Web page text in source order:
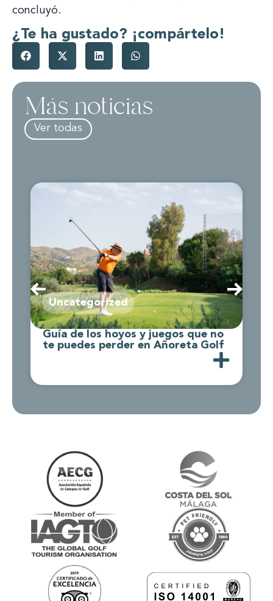
concluyó.
¿Te ha gustado? ¡compártelo!
Más noticias
Ver todas
Uncategorized
Guía de los hoyos y juegos que no
te puedes perder en Añoreta Golf